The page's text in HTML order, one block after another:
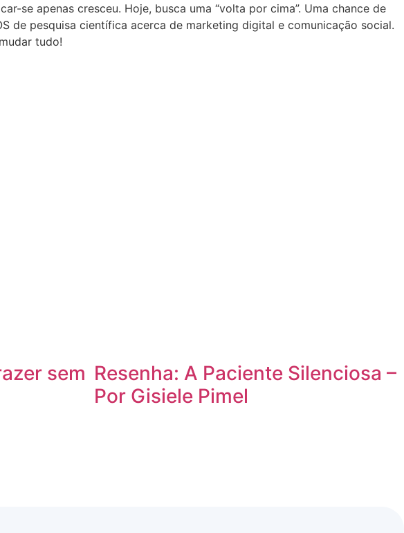
se apenas cresceu. Hoje, busca uma “volta por cima”. Uma chance de
de pesquisa científica acerca de marketing digital e comunicação social.
tudo!
sem Resenha: A Paciente Silenciosa –
Por Gisiele Pimel